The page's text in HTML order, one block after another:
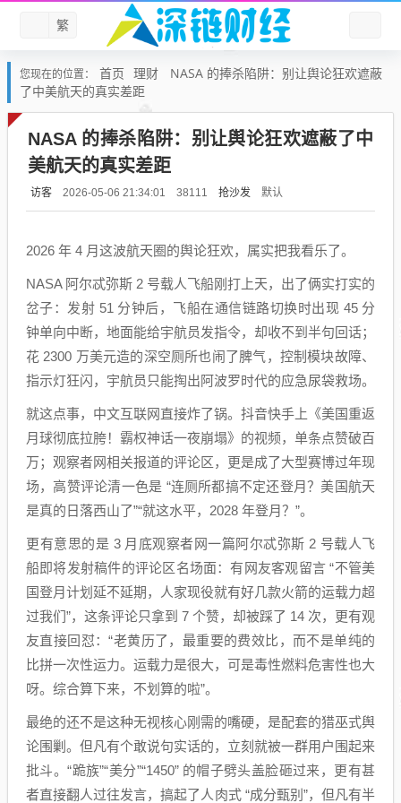
繁
您现在的位置： 首页 理财
NASA 的捧杀陷阱：别让舆论狂欢遮蔽
了中美航天的真实差距
NASA 的捧杀陷阱：别让舆论狂欢遮蔽了中
美航天的真实差距
访客 2026-05-06 21:34:01 38111 抢沙发 默认
2026 年 4 月这波航天圈的舆论狂欢，属实把我看乐了。
NASA 阿尔忒弥斯 2 号载人飞船刚打上天，出了俩实打实的
岔子：发射 51 分钟后，飞船在通信链路切换时出现 45 分
钟单向中断，地面能给宇航员发指令，却收不到半句回话；
花 2300 万美元造的深空厕所也闹了脾气，控制模块故障、
指示灯狂闪，宇航员只能掏出阿波罗时代的应急尿袋救场。
就这点事，中文互联网直接炸了锅。抖音快手上《美国重返
月球彻底拉胯！霸权神话一夜崩塌》的视频，单条点赞破百
万；观察者网相关报道的评论区，更是成了大型赛博过年现
场，高赞评论清一色是 “连厕所都搞不定还登月？美国航天
是真的日落西山了”“就这水平，2028 年登月？”。
更有意思的是 3 月底观察者网一篇阿尔忒弥斯 2 号载人飞
船即将发射稿件的评论区名场面：有网友客观留言 “不管美
国登月计划延不延期，人家现役就有好几款火箭的运载力超
过我们”，这条评论只拿到 7 个赞，却被踩了 14 次，更有观
友直接回怼：“老黄历了，最重要的费效比，而不是单纯的
比拼一次性运力。运载力是很大，可是毒性燃料危害性也大
呀。综合算下来，不划算的啦”。
最绝的还不是这种无视核心刚需的嘴硬，是配套的猎巫式舆
论围剿。但凡有个敢说句实话的，立刻就被一群用户围起来
批斗。“跪族”“美分”“1450” 的帽子劈头盖脸砸过来，更有甚
者直接翻人过往发言，搞起了人肉式 “成分甄别”，但凡有半